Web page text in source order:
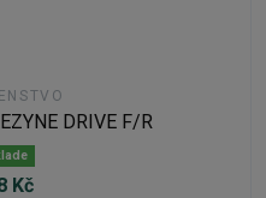
DRIVE F/R
Kč